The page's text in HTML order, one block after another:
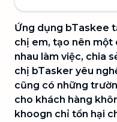
Ứng dụng bTaskee
chị em, tạo nên một
nhau làm việc, chia
chị bTasker yêu
cũng có những
cho khách hàng
khoogn chỉ tổn hại